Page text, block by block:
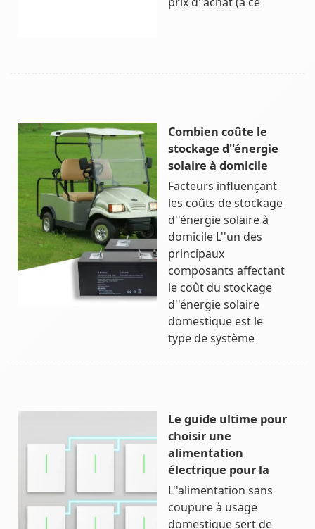
Combien coûte le
stockage d''énergie
solaire à domicile
Facteurs influençant
les coûts de stockage
d''énergie solaire à
domicile L''un des
principaux
composants affectant
le coût du stockage
d''énergie solaire
domestique est le
type de système
Le guide ultime pour
choisir une
alimentation
électrique pour la
L''alimentation sans
coupure à usage
domestique sert de